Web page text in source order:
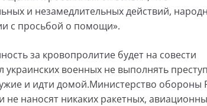
и незамедлительных действий,
с просьбой о помощи».
за кровопролитие будет на совести
военных не выполнять
и идти домой.Министерство обороны
наносят никаких ракетных,